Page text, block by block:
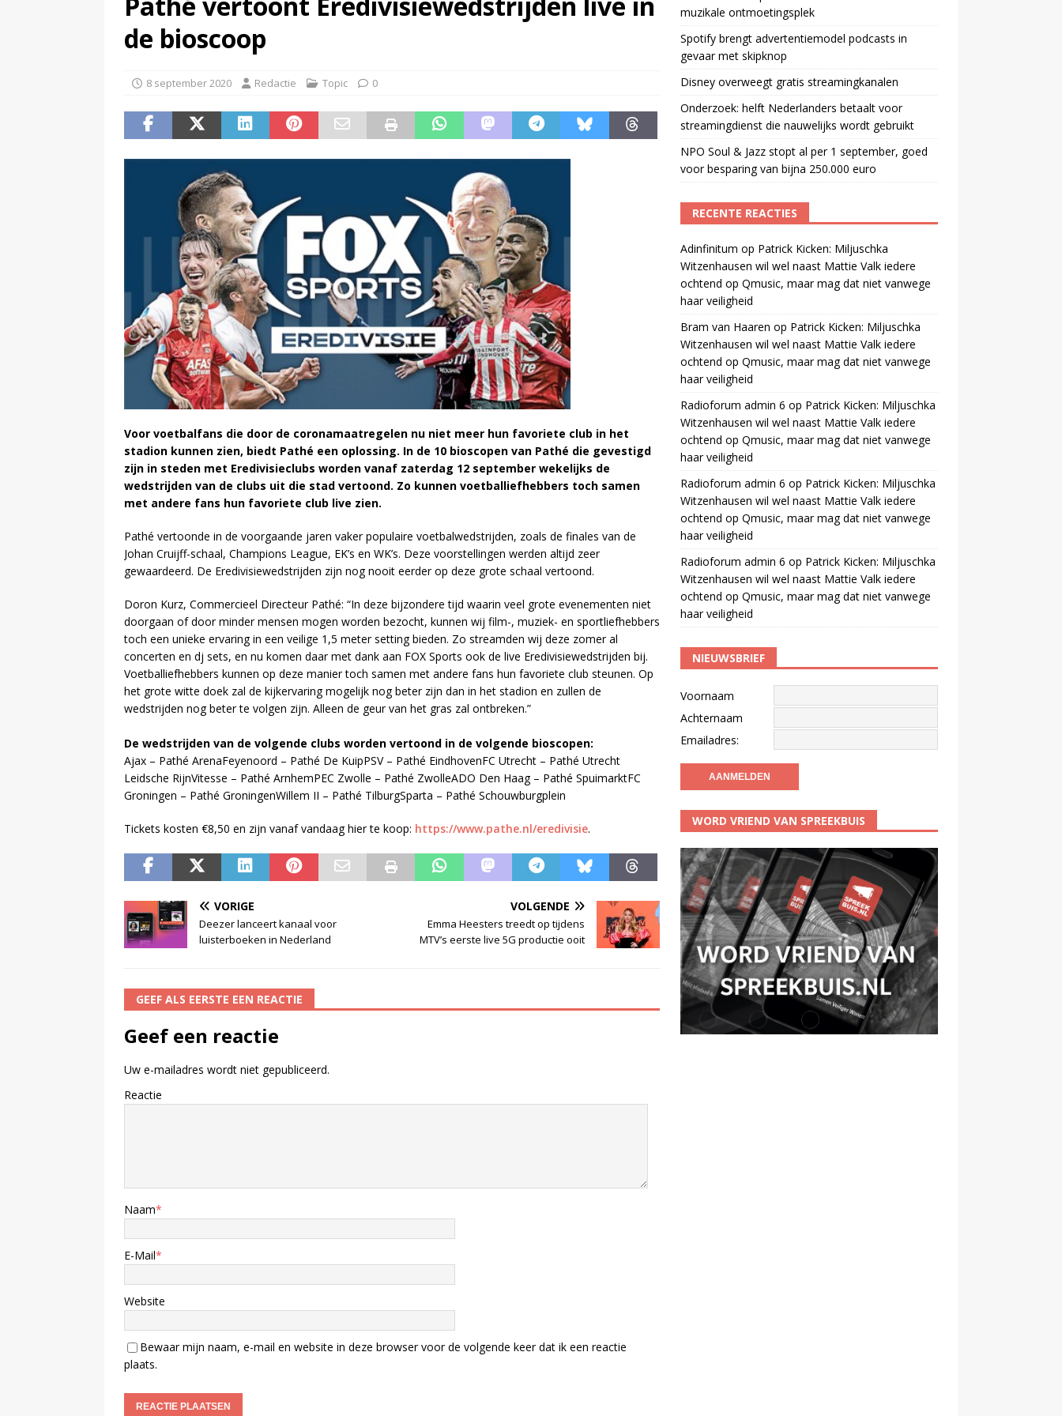
Beeld & Geluid presenteert Fonos: een nieuwe muzikale ontmoetingsplek
de bioscoop
8 september 2020 Redactie Topic 0
Voor voetbalfans die door de coronamaatregelen nu niet meer hun favoriete club in het
stadion kunnen zien, biedt Pathé een oplossing. In de 10 bioscopen van Pathé die gevestigd
zijn in steden met Eredivisieclubs worden vanaf zaterdag 12 september wekelijks de
wedstrijden van de clubs uit die stad vertoond. Zo kunnen voetballiefhebbers toch samen
met andere fans hun favoriete club live zien.
Pathé vertoonde in de voorgaande jaren vaker populaire voetbalwedstrijden, zoals de finales van de
Johan Cruijff-schaal, Champions League, EK’s en WK’s. Deze voorstellingen werden altijd zeer
gewaardeerd. De Eredivisiewedstrijden zijn nog nooit eerder op deze grote schaal vertoond.
Doron Kurz, Commercieel Directeur Pathé: “In deze bijzondere tijd waarin veel grote evenementen niet
doorgaan of door minder mensen mogen worden bezocht, kunnen wij film-, muziek- en sportliefhebbers
toch een unieke ervaring in een veilige 1,5 meter setting bieden. Zo streamden wij deze zomer al
concerten en dj sets, en nu komen daar met dank aan FOX Sports ook de live Eredivisiewedstrijden bij.
Voetballiefhebbers kunnen op deze manier toch samen met andere fans hun favoriete club steunen. Op
het grote witte doek zal de kijkervaring mogelijk nog beter zijn dan in het stadion en zullen de
wedstrijden nog beter te volgen zijn. Alleen de geur van het gras zal ontbreken.”
De wedstrijden van de volgende clubs worden vertoond in de volgende bioscopen:
Ajax – Pathé ArenaFeyenoord – Pathé De KuipPSV – Pathé EindhovenFC Utrecht – Pathé Utrecht
Leidsche RijnVitesse – Pathé ArnhemPEC Zwolle – Pathé ZwolleADO Den Haag – Pathé SpuimarktFC
Groningen – Pathé GroningenWillem II – Pathé TilburgSparta – Pathé Schouwburgplein
Tickets kosten €8,50 en zijn vanaf vandaag hier te koop: https://www.pathe.nl/eredivisie.
VORIGE
Deezer lanceert kanaal voor
luisterboeken in Nederland
VOLGENDE
Emma Heesters treedt op tijdens
MTV’s eerste live 5G productie ooit
GEEF ALS EERSTE EEN REACTIE
Geef een reactie
Uw e-mailadres wordt niet gepubliceerd.
Reactie
Naam*
E-Mail*
Website
Bewaar mijn naam, e-mail en website in deze browser voor de volgende keer dat ik een reactie
plaats.
muzikale ontmoetingsplek
Spotify brengt advertentiemodel podcasts in
gevaar met skipknop
Disney overweegt gratis streamingkanalen
Onderzoek: helft Nederlanders betaalt voor
streamingdienst die nauwelijks wordt gebruikt
NPO Soul & Jazz stopt al per 1 september, goed
voor besparing van bijna 250.000 euro
RECENTE REACTIES
Adinfinitum op Patrick Kicken: Miljuschka
Witzenhausen wil wel naast Mattie Valk iedere
ochtend op Qmusic, maar mag dat niet vanwege
haar veiligheid
Bram van Haaren op Patrick Kicken: Miljuschka
Witzenhausen wil wel naast Mattie Valk iedere
ochtend op Qmusic, maar mag dat niet vanwege
haar veiligheid
Radioforum admin 6 op Patrick Kicken: Miljuschka
Witzenhausen wil wel naast Mattie Valk iedere
ochtend op Qmusic, maar mag dat niet vanwege
haar veiligheid
Radioforum admin 6 op Patrick Kicken: Miljuschka
Witzenhausen wil wel naast Mattie Valk iedere
ochtend op Qmusic, maar mag dat niet vanwege
haar veiligheid
Radioforum admin 6 op Patrick Kicken: Miljuschka
Witzenhausen wil wel naast Mattie Valk iedere
ochtend op Qmusic, maar mag dat niet vanwege
haar veiligheid
NIEUWSBRIEF
Voornaam
Achternaam
Emailadres:
WORD VRIEND VAN SPREEKBUIS